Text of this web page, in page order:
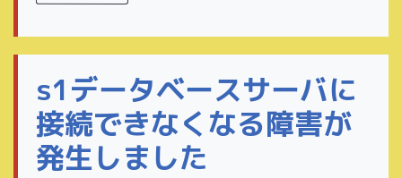
s1データベースサーバに
接続できなくなる障害が
発生しました